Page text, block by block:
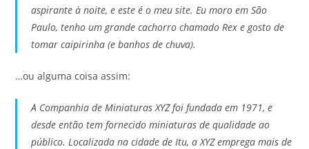
aspirante à noite, e este é o meu site. Eu moro em São
Paulo, tenho um grande cachorro chamado Rex e gosto de
tomar caipirinha (e banhos de chuva).
…ou alguma coisa assim:
A Companhia de Miniaturas XYZ foi fundada em 1971, e
desde então tem fornecido miniaturas de qualidade ao
público. Localizada na cidade de Itu, a XYZ emprega mais de